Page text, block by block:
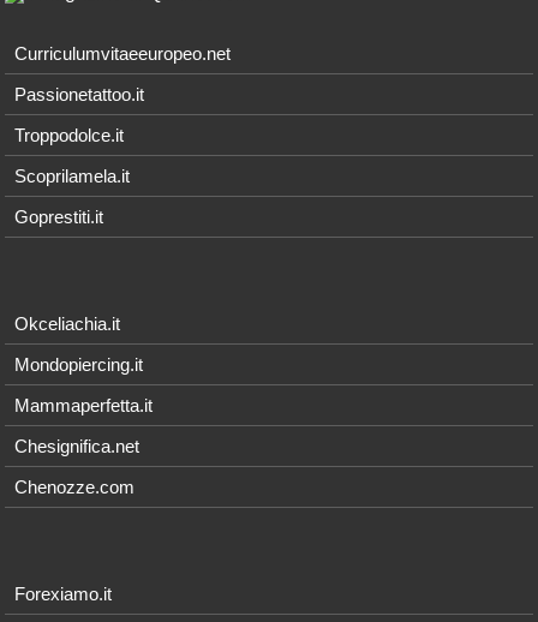
Curriculumvitaeeuropeo.net
Passionetattoo.it
Troppodolce.it
Scoprilamela.it
Goprestiti.it
Okceliachia.it
Mondopiercing.it
Mammaperfetta.it
Chesignifica.net
Chenozze.com
Forexiamo.it